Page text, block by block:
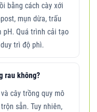
bằng cách cày xới
mụn dừa, trấu
pH. Quá trình cải tạo
trì độ phì.
rau không?
cây trồng quy mô
sẵn. Tuy nhiên,